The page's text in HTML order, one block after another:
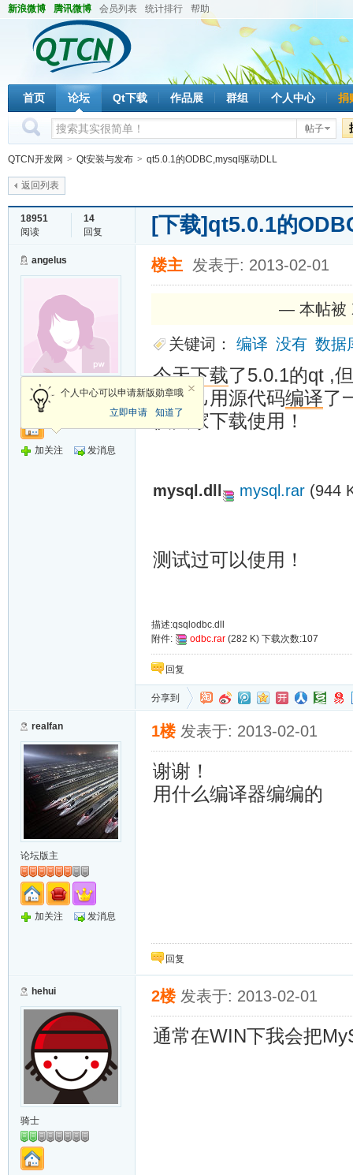
新浪微博 腾讯微博 会员列表 统计排行 帮助
首页 论坛 Qt下载 作品展 群组 个人中心 捐
帖子
QTCN开发网 > Qt安装与发布 > qt5.0.1的ODBC,mysql驱动DLL
返回列表
18951
阅读
14
回复
[下载]qt5.0.1的
angelus
侠客
个人中心可以申请新版勋章哦
立即申请
知道了
加关注 发消息
楼主 发表于: 2013-02-01
— 本帖被
关键词： 编译 没有 数据
今天下载了5.0.1的qt ,
就自己用源代码编译了
供大家下载使用！
mysql.dll mysql.rar (944
测试过可以使用！
描述:qsqlodbc.dll
附件:
odbc.rar (282 K) 下载次数:107
回复
分享到
realfan
论坛版主
加关注 发消息
1楼 发表于: 2013-02-01
谢谢！
用什么编译器编编的
回复
hehui
骑士
2楼 发表于: 2013-02-01
通常在WIN下我会把